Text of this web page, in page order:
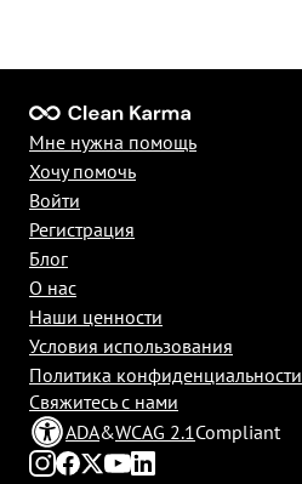
ADA&WCAG 2.1Compliant
Мне нужна помощь
Хочу помочь
Войти
Регистрация
Блог
О нас
Наши ценности
Условия использования
Политика конфиденциальности
Свяжитесь с нами